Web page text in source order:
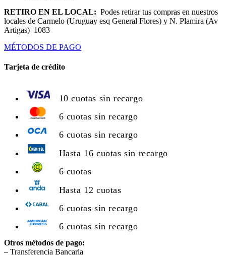
RETIRO EN EL LOCAL: Podes retirar tus compras en nuestros
locales de Carmelo (Uruguay esq General Flores) y N. Plamira (Av
Artigas) 1083
MÉTODOS DE PAGO
Tarjeta de crédito
10 cuotas sin recargo
6 cuotas sin recargo
6 cuotas sin recargo
Hasta 16 cuotas sin recargo
6 cuotas
Hasta 12 cuotas
6 cuotas sin recargo
6 cuotas sin recargo
Otros métodos de pago:
– Transferencia Bancaria